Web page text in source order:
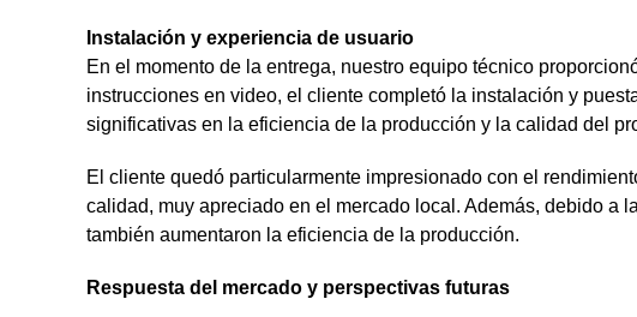
Instalación y experiencia de usuario
En el momento de la entrega, nuestro equipo técnico
instrucciones en video, el cliente completó la instalación y
significativas en la eficiencia de la producción y la calidad del
El cliente quedó particularmente impresionado con el
calidad, muy apreciado en el mercado local. Además, debido a
también aumentaron la eficiencia de la producción.
Respuesta del mercado y perspectivas futuras